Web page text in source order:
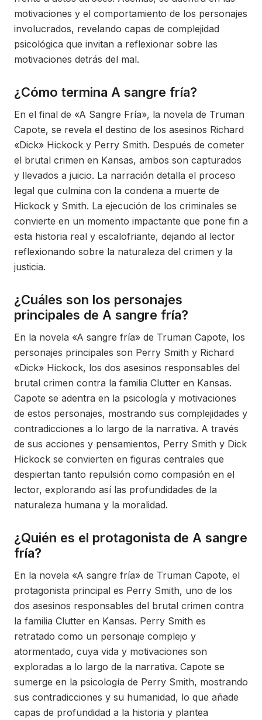
motivaciones y el comportamiento de los personajes
involucrados, revelando capas de complejidad
psicológica que invitan a reflexionar sobre las
motivaciones detrás del mal.
¿Cómo termina A sangre fría?
En el final de «A Sangre Fría», la novela de Truman
Capote, se revela el destino de los asesinos Richard
«Dick» Hickock y Perry Smith. Después de cometer
el brutal crimen en Kansas, ambos son capturados
y llevados a juicio. La narración detalla el proceso
legal que culmina con la condena a muerte de
Hickock y Smith. La ejecución de los criminales se
convierte en un momento impactante que pone fin a
esta historia real y escalofriante, dejando al lector
reflexionando sobre la naturaleza del crimen y la
justicia.
¿Cuáles son los personajes
principales de A sangre fría?
En la novela «A sangre fría» de Truman Capote, los
personajes principales son Perry Smith y Richard
«Dick» Hickock, los dos asesinos responsables del
brutal crimen contra la familia Clutter en Kansas.
Capote se adentra en la psicología y motivaciones
de estos personajes, mostrando sus complejidades y
contradicciones a lo largo de la narrativa. A través
de sus acciones y pensamientos, Perry Smith y Dick
Hickock se convierten en figuras centrales que
despiertan tanto repulsión como compasión en el
lector, explorando así las profundidades de la
naturaleza humana y la moralidad.
¿Quién es el protagonista de A sangre
fría?
En la novela «A sangre fría» de Truman Capote, el
protagonista principal es Perry Smith, uno de los
dos asesinos responsables del brutal crimen contra
la familia Clutter en Kansas. Perry Smith es
retratado como un personaje complejo y
atormentado, cuya vida y motivaciones son
exploradas a lo largo de la narrativa. Capote se
sumerge en la psicología de Perry Smith, mostrando
sus contradicciones y su humanidad, lo que añade
capas de profundidad a la historia y plantea